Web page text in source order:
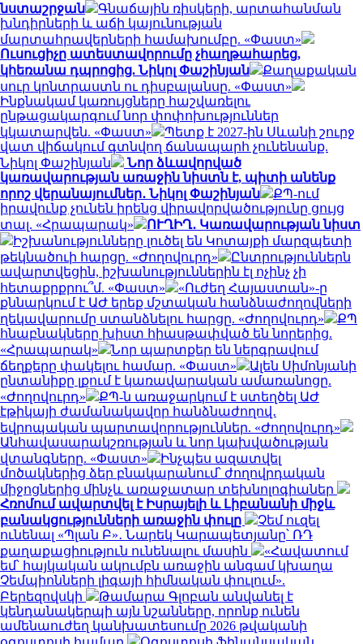
նստաշրջան
Գնաճային ռիսկերի, արտահանման
խնդիրների և աճի կայունության
մարտահրավերների համախումբը. «Փաստ»
Ուսուցիչը ատեստավորումը չհաղթահարեց,
կհեռանա դպրոցից. Նիկոլ Փաշինյան
Քաղաքական
սուր կոնտրաստն ու դիսբալանսը. «Փաստ»
Ինքնակամ կառույցները հաշվառելու
ընթացակարգում նոր փոփոխություններ
կկատարվեն. «Փաստ»
Պետք է 2027-ին Սևանի շուրջ
վատ վիճակում գտնվող ճանապարհ չունենանք.
Նիկոլ Փաշինյան
Նոր ձևավորված
կառավարության առաջին նիստն է, պիտի անենք
որոշ վերանայումներ․ Նիկոլ Փաշինյան
ՔՊ-ում
իրավունք չունեն իրենց վիրավորվածությունը ցույց
տալ. «Հրապարակ»
ՈՒՂԻՂ․ Կառավարության նիստ
Իշխանությունները լուծել են Կոտայքի մարզպետի
թեկնածուի հարցը. «Ժողովուրդ»
Ընտրություններն
ավարտվեցին, իշխանություններին էլ ոչինչ չի
հետաքրքրու՞մ. «Փաստ»
«Ուժեղ Հայաստան»-ը
քննարկում է ԱԺ երեք մշտական հանձնաժողովների
ղեկավարումը ստանձնելու հարցը. «Ժողովուրդ»
ՔՊ
հնաբնակները խիստ հիասթափված են նորերից.
«Հրապարակ»
Նոր պարտքեր են ներգրավում
ճեղքերը փակելու համար. «Փաստ»
Ալեն Սիմոնյանի
ընտանիքը լքում է կառավարական ամառանոցը.
«Ժողովուրդ»
ՔՊ-ն առաջարկում է ստեղծել ԱԺ
էթիկայի ժամանակավոր հանձնաժողով․
եվրոպական պարտավորություններ. «Ժողովուրդ»
Անհավասարակշռության և նոր կախվածության
վտանգները. «Փաստ»
Ինչպես ազատվել
մոծակներից ձեր բնակարանում՝ ժողովրդական
միջոցներից մինչև առաջատար տեխնոլոգիաներ
Հռոմում ավարտվել է Իսրայելի և Լիբանանի միջև
բանակցությունների առաջին փուլը
Չեմ ուզել
ունենալ «Պլան Բ»․ Նարեկ Կարապետյանը՝ ՌԴ
քաղաքացիություն ունենալու մասին
«Հավատում
եմ՝ հայկական ակումբն առաջին անգամ կխաղա
Չեմպիոնների լիգայի հիմնական փուլում».
Բերեզովսկի
Թամարա Գլոբան անվանել է
կենդանակերպի այն նշանները, որոնք ունեն
ամենաուժեղ կանխատեսումը 2026 թվականի